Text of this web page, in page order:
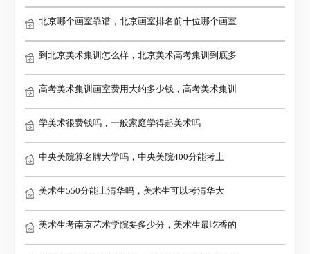
北京哪个画室靠谱，北京画室排名前十位哪个画室
到北京美术集训怎么样，北京美术高考集训到底多
高考美术集训画室费用大约多少钱，高考美术集训
学美术很费钱吗，一般家庭学得起美术吗
中央美院算名牌大学吗，中央美院400分能考上
美术生550分能上清华吗，美术生可以考清华大
美术生考南京艺术学院要多少分，美术生最吃香的